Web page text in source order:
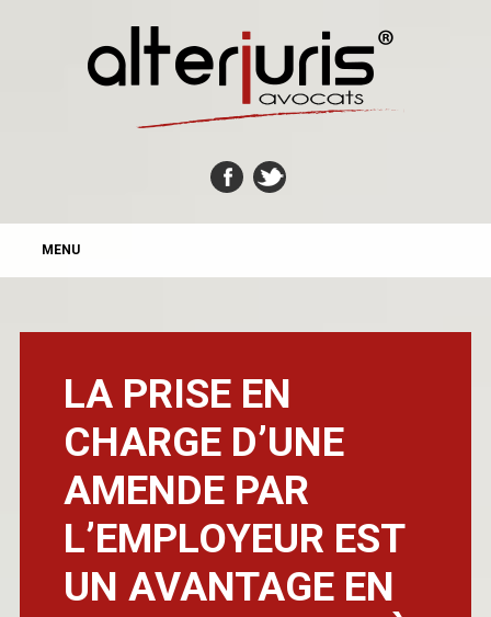
MAIN MENU
MENU
LA PRISE EN
CHARGE D’UNE
AMENDE PAR
L’EMPLOYEUR EST
UN AVANTAGE EN